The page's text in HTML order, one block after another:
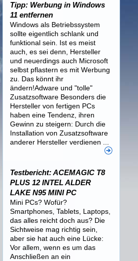
Tipp: Werbung in Windows
11 entfernen
Windows als Betriebssystem
sollte eigentlich schlank und
funktional sein. Ist es meist
auch, es sei denn, Hersteller
und neuerdings auch Microsoft
selbst pflastern es mit Werbung
zu. Das könnt ihr
ändern!Adware und "tolle"
Zusatzsoftware Besonders die
Hersteller von fertigen PCs
haben eine Tendenz, ihren
Gewinn zu steigern: Durch die
Installation von Zusatzsoftware
anderer Hersteller verdienen ...
Testbericht: ACEMAGIC T8
PLUS 12 INTEL ALDER
LAKE N95 MINI PC
Mini PCs? Wofür?
Smartphones, Tablets, Laptops,
das alles reicht doch aus? Die
Sichtweise mag richtig sein,
aber sie hat auch eine Lücke:
Vor allem, wenn es um das
Anschließen an ein